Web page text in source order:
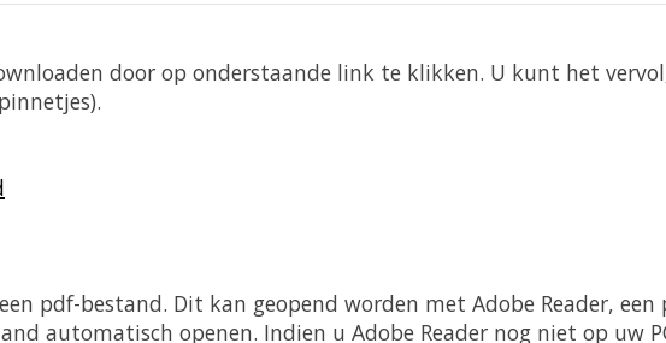
door op onderstaande link te klikken. U kunt het
pdf-bestand. Dit kan geopend worden met Adobe Reader,
automatisch openen. Indien u Adobe Reader nog niet op uw